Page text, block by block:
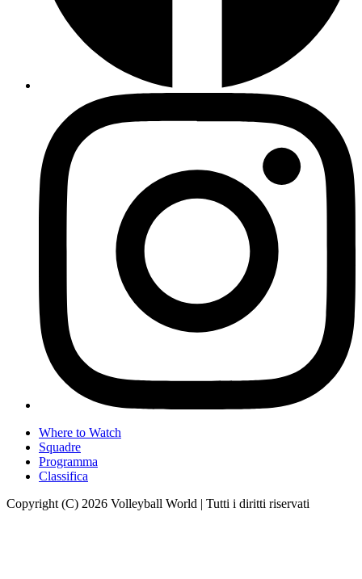
Where to Watch
Squadre
Programma
Classifica
Copyright (C) 2026 Volleyball World | Tutti i diritti riservati